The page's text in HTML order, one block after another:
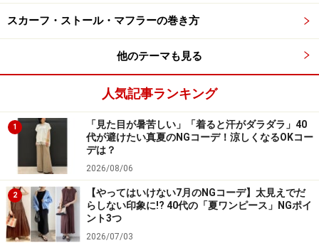
できます。ということは足長効果が高いということ！ 左
ますが、前身ごろの丈が短いのでスカートの花柄を多く
見せることができ、気になるお尻は隠れるというベスト
また、前身ごろの着丈が短いので、右のコーデのように
フロントタックインもしやすいです。そして、肩の位置
が下がっていることから上半身が丸みを帯びて見えるの
で女性らしい印象に映ります。身幅も広いのでゆるっと
感がかなり出ますね。体型カバーや女性らしいシルエッ
トなど女性らしさにこだわるならレディースのゆるニッ
スカーフ・ストール・マフラーの巻き方
他のテーマも見る
人気記事ランキング
1
「見た目が暑苦しい」「着ると汗がダラダラ」40
代が避けたい真夏のNGコーデ！涼しくなるOKコー
デは？
2026/08/06
2
【やってはいけない7月のNGコーデ】太見えでだ
らしない印象に!? 40代の「夏ワンピース」NGポイ
ント3つ
2026/07/03